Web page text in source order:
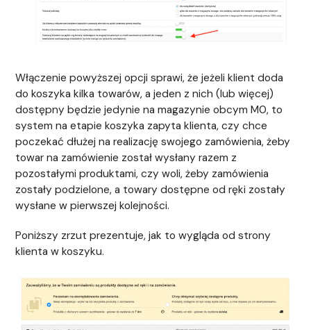
Włączenie powyższej opcji sprawi, że jeżeli klient doda
do koszyka kilka towarów, a jeden z nich (lub więcej)
dostępny będzie jedynie na magazynie obcym M0, to
system na etapie koszyka zapyta klienta, czy chce
poczekać dłużej na realizację swojego zamówienia, żeby
towar na zamówienie został wysłany razem z
pozostałymi produktami, czy woli, żeby zamówienia
zostały podzielone, a towary dostępne od ręki zostały
wysłane w pierwszej kolejności.
Poniższy zrzut prezentuje, jak to wygląda od strony
klienta w koszyku.